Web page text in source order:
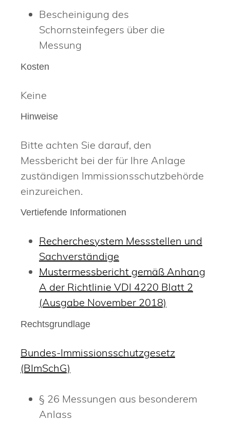
Bescheinigung des
Schornsteinfegers über die
Messung
Kosten
Keine
Hinweise
Bitte achten Sie darauf, den
Messbericht bei der für Ihre Anlage
zuständigen Immissionsschutzbehörde
einzureichen.
Vertiefende Informationen
Recherchesystem Messstellen und
Sachverständige
Mustermessbericht gemäß Anhang
A der Richtlinie VDI 4220 Blatt 2
(Ausgabe November 2018)
Rechtsgrundlage
Bundes-Immissionsschutzgesetz
(BImSchG)
§ 26 Messungen aus besonderem
Anlass